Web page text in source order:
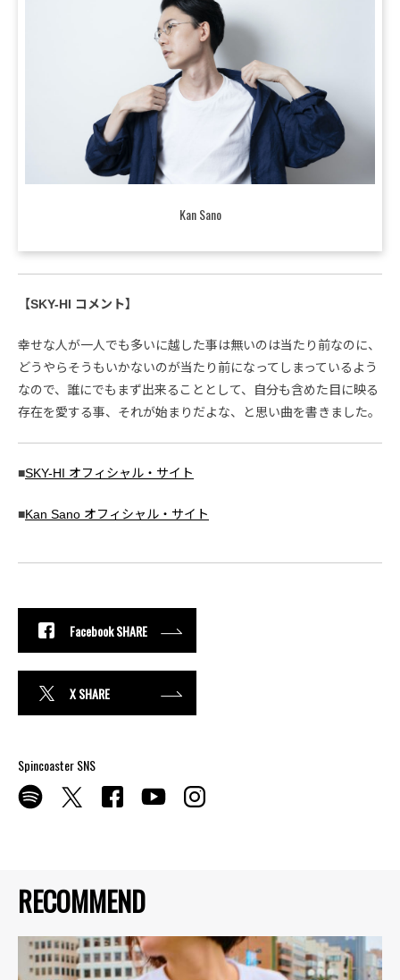
RECOMMEND
Kan Sano
【SKY-HI コメント】
幸せな人が一人でも多いに越した事は無いのは当たり前なのに、
どうやらそうもいかないのが当たり前になってしまっているよう
なので、誰にでもまず出来ることとして、自分も含めた目に映る
存在を愛する事、それが始まりだよな、と思い曲を書きました。
■SKY-HI オフィシャル・サイト
■Kan Sano オフィシャル・サイト
Facebook SHARE
X SHARE
Spincoaster SNS